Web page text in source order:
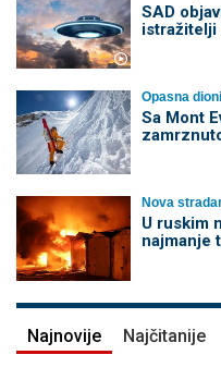
SAD
istražitelji
Opasna
Sa Mont
Nova
U ruskim
najmanje
Najnovije Najčitanije